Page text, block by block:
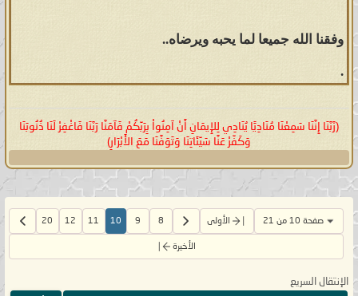
وفقنا الله جميعا لما يحبه ويرضاه..
.
(رَّبَّنَا إِنَّنَا سَمِعْنَا مُنَادِيًا يُنَادِي لِلإِيمَانِ أَنْ آمِنُواْ بِرَبِّكُمْ فَآمَنَّا رَبَّنَا فَاغْفِرْ لَنَا ذُنُوبَنَا
وَكَفِّرْ عَنَّا سَيِّئَاتِنَا وَتَوَفَّنَا مَعَ الأَبْرَارِ)
صفحة 10 من 21 الأولى 8
9
10
11
12
20
الأخيرة
الإنتقال السريع